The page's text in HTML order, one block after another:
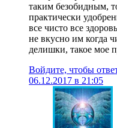
таким безобидным,
практически
все чисто все
не вкусно им когда
делишки, такое мое
Войдите, чтобы
06.12.2017 в 21:05